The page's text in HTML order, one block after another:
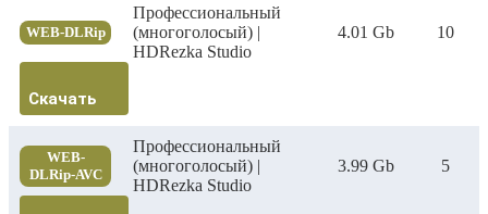
WEB-DLRip
Профессиональный
(многоголосый) |
HDRezka Studio
4.01 Gb 10
Скачать
WEB-
DLRip-AVC
Профессиональный
(многоголосый) |
HDRezka Studio
3.99 Gb 5